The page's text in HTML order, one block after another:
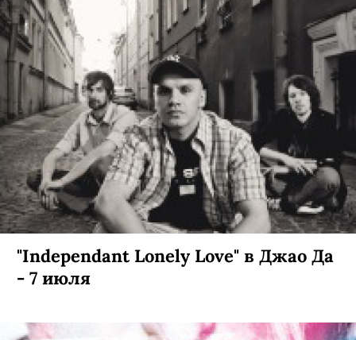
"Independant Lonely Love" в Джао Да
- 7 июля